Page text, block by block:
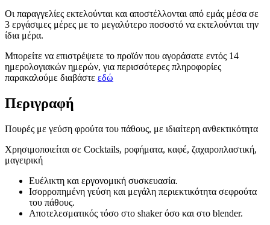
Οι παραγγελίες εκτελούνται και αποστέλλονται από εμάς μέσα σε
3 εργάσιμες μέρες με το μεγαλύτερο ποσοστό να εκτελούνται την
ίδια μέρα.
Μπορείτε να επιστρέψετε το προϊόν που αγοράσατε εντός 14
ημερολογιακών ημερών, για περισσότερες πληροφορίες
παρακαλούμε διαβάστε εδώ
Περιγραφή
Πουρές με γεύση φρούτα του πάθους, με ιδιαίτερη ανθεκτικότητα
Χρησιμοποιείται σε Cocktails, ροφήματα, καφέ, ζαχαροπλαστική,
μαγειρική
Ευέλικτη και εργονομική συσκευασία.
Ισορροπημένη γεύση και μεγάλη περιεκτικότητα σεφρούτα
του πάθους.
Αποτελεσματικός τόσο στο shaker όσο και στο blender.